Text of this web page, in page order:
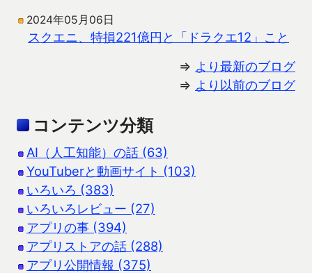
2024年05月06日
スクエニ、特損221億円と「ドラクエ12」こと
⇒ より最新のブログ
⇒ より以前のブログ
コンテンツ分類
AI（人工知能）の話 (63)
YouTuberと動画サイト (103)
いろいろ (383)
いろいろレビュー (27)
アプリの事 (394)
アプリストアの話 (288)
アプリ公開情報 (375)